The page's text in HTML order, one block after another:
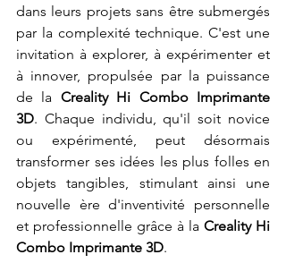
dans leurs projets sans être submergés
par la complexité technique. C'est une
invitation à explorer, à expérimenter et
à innover, propulsée par la puissance
de la Creality Hi Combo Imprimante
3D. Chaque individu, qu'il soit novice
ou expérimenté, peut désormais
transformer ses idées les plus folles en
objets tangibles, stimulant ainsi une
nouvelle ère d'inventivité personnelle
et professionnelle grâce à la Creality Hi
Combo Imprimante 3D.